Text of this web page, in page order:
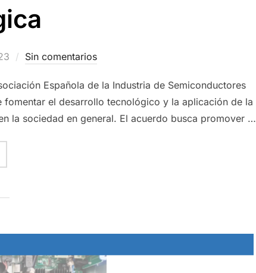
Sin comentarios
Española de la Industria de Semiconductores
el desarrollo tecnológico y la aplicación de la
la sociedad en general. El acuerdo busca promover …